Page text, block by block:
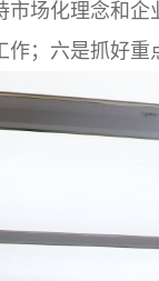
场化理念和
；六是抓好重